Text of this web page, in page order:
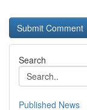
Search
Published News